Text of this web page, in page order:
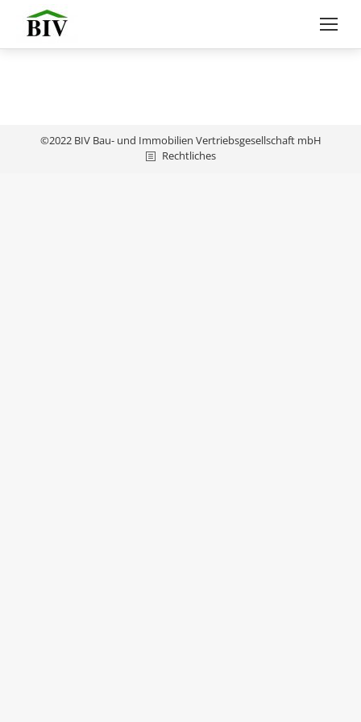
©2022 BIV Bau- und Immobilien Vertriebsgesellschaft mbH
Rechtliches